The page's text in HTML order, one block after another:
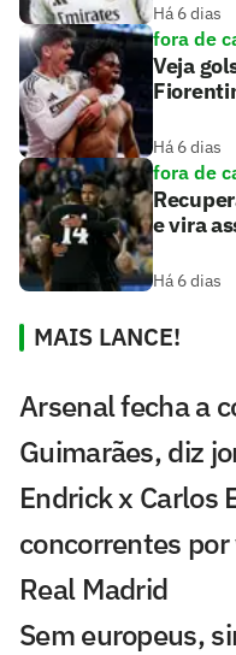
Há 6 dias
fora de
Veja
Há 6 dias
fora de
e vira
Há 6 dias
MAIS LANCE!
Arsenal fecha a
Guimarães, diz
Endrick x Carlos
concorrentes
Real Madrid
Sem europeus,